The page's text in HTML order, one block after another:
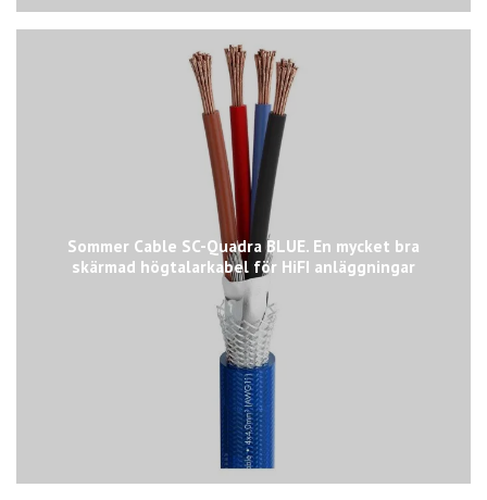
Sommer Cable SC-Quadra BLUE. En mycket bra
skärmad högtalarkabel för HiFI anläggningar